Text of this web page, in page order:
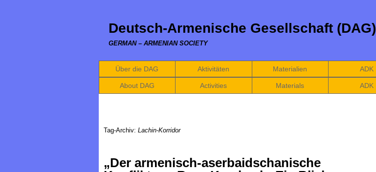
Deutsch-Armenische Gesellschaft (DAG)
GERMAN – ARMENIAN SOCIETY
Über die DAG Aktivitäten Materialien ADK
About DAG Activities Materials ADK
Tag-Archiv: Lachin-Korridor
„Der armenisch-aserbaidschanische